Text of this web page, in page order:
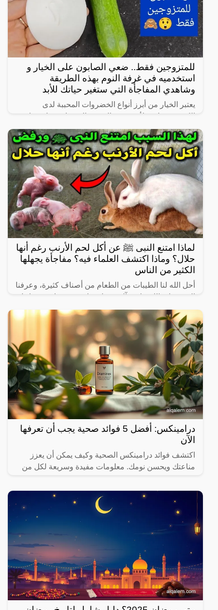
للمتزوجين فقط.. ضعي الصابون على الخيار و
استخدميه في غرفة النوم بهذه الطريقة
وشاهدي المفاجأة التي ستغير حياتك للأبد
يعتبر الخيار من أبرز أنواع الخضروات المحببة لدى
الكثيرين، خاصة لأنه شبه خالي من السعرات وطعمه لذيذ
ومنعش، وله فوائد كثيرة لأنه غني بالفيتامينات والمعادن،
كما
لماذا امتنع النبى ﷺ عن أكل لحم الأرنب رغم أنها
حلال؟ وماذا اكتشف العلماء فيه؟ مفاجأة يجهلها
الكثير من الناس
أحل الله لنا الطيبات من الطعام من أصناف كثيرة، وعرفنا
النبي صلى الله عليه وآله وسـلم على بعض ما حرم علينا،
ولكن يثير البعض من حين لآخر بعض المعلومات الغير
درامينكس: أفضل 5 فوائد صحية يجب أن تعرفها
الآن
اكتشف فوائد درامينكس الصحية وكيف يمكن أن يعزز
مناعتك ويحسن نومك. معلومات مفيدة وسريعة لكل من